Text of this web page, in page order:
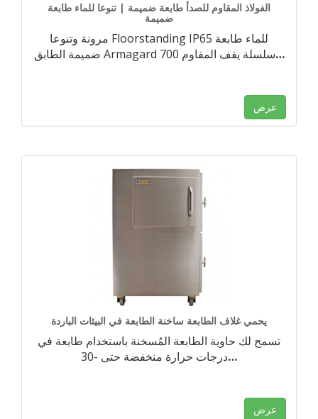
الفولاذ المقاوم للصدأ طابعة ضميمة | تنوعا للماء طابعة
ضميمة
مرونة وتنوعا Floorstanding IP65 للماء طابعة
ضميمة الطابق Armagard 700 سلسلة يقف المقاوم…
عرض
يحمي غلاف الطابعة ساخنة الطابعة في البيئات الباردة
تسمح لك حاوية الطابعة المُسخنة باستخدام طابعة في
درجات حرارة منخفضة حتى -30…
عرض